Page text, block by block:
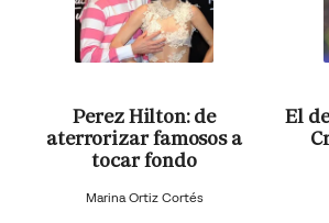
Perez Hilton: de
aterrorizar famosos a
tocar fondo
Marina Ortiz Cortés
El